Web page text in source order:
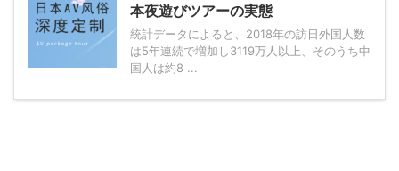
本夜遊びツアーの実態
統計データによると、2018年の訪日外国人数
は5年連続で増加し3119万人以上、そのうち中
国人は約8 ...